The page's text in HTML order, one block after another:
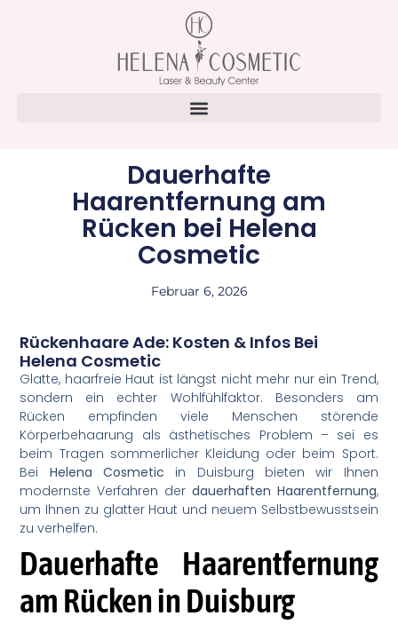
Dauerhafte
Haarentfernung am
Rücken bei Helena
Cosmetic
Februar 6, 2026
Rückenhaare Ade: Kosten & Infos Bei
Helena Cosmetic
Glatte, haarfreie Haut ist längst nicht mehr nur ein Trend,
sondern ein echter Wohlfühlfaktor. Besonders am
Rücken empfinden viele Menschen störende
Körperbehaarung als ästhetisches Problem – sei es
beim Tragen sommerlicher Kleidung oder beim Sport.
Bei Helena Cosmetic in Duisburg bieten wir Ihnen
modernste Verfahren der dauerhaften Haarentfernung,
um Ihnen zu glatter Haut und neuem Selbstbewusstsein
zu verhelfen.
Dauerhafte Haarentfernung
am Rücken in Duisburg